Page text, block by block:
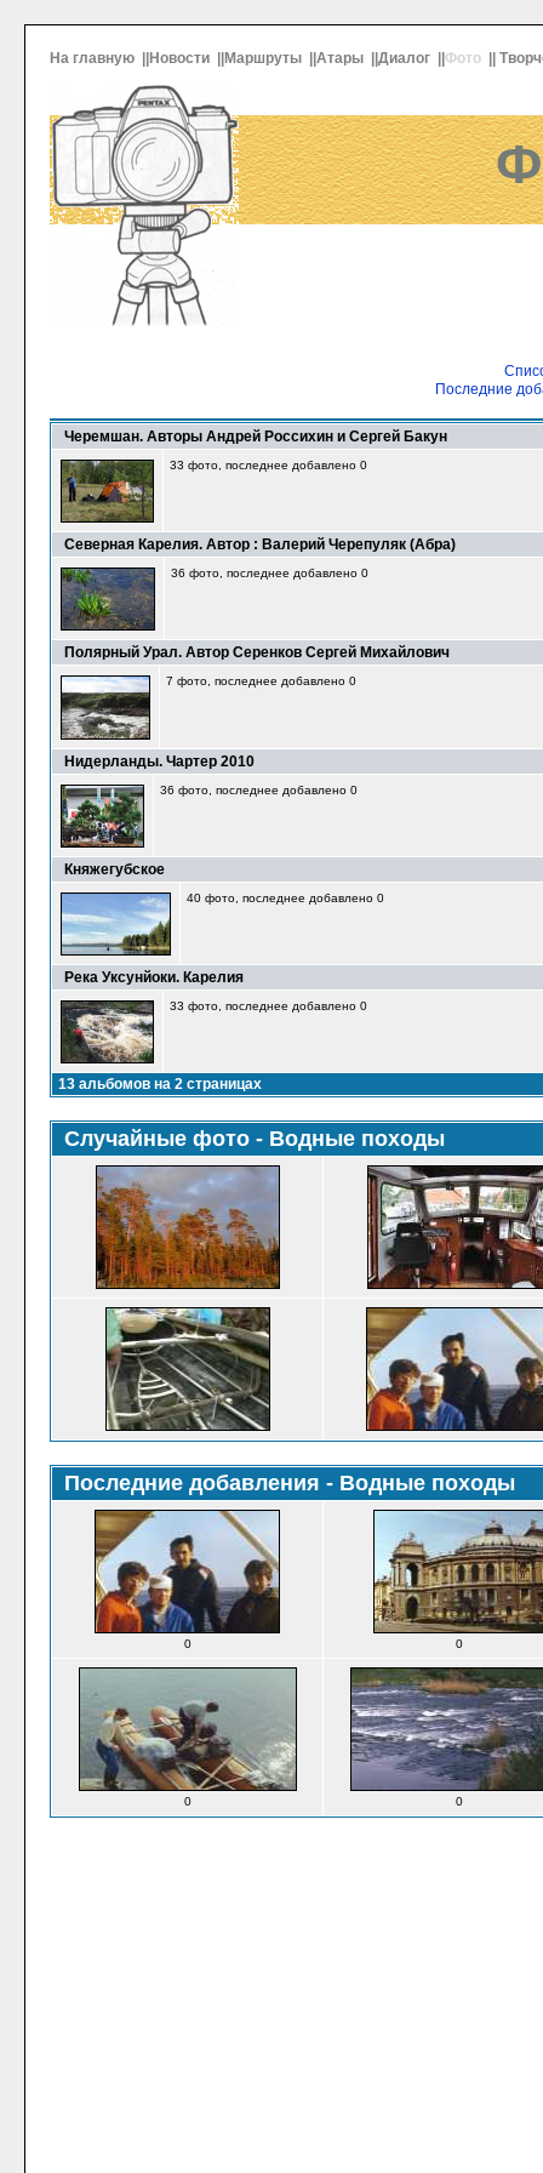
На главную Новости Маршруты Атары Диалог Фото
Последние
Черемшан. Авторы Андрей Россихин и Сергей Бакун
33 фото, последнее добавлено 0
Северная Карелия. Автор : Валерий Черепуляк (Абра)
36 фото, последнее добавлено 0
Полярный Урал. Автор Серенков Сергей Михайлович
7 фото, последнее добавлено 0
Нидерланды. Чартер 2010
36 фото, последнее добавлено 0
Княжегубское
40 фото, последнее добавлено 0
Река Уксунйоки. Карелия
33 фото, последнее добавлено 0
13 альбомов на 2 страницах
Случайные фото - Водные походы
Последние добавления - Водные походы
0 0
0 0